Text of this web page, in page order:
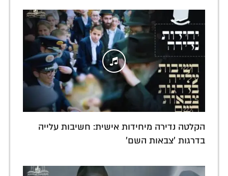
הקלטה נדירה מיחידות אישית: חשיבות עלייה
בדרגות 'צבאות השם'